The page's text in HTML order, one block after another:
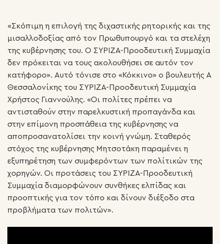
«Σκόπιμη η επιλογή της διχαστικής ρητορικής και της
μισαλλοδοξίας από τον Πρωθυπουργό και τα στελέχη
της κυβέρνησης του. Ο ΣΥΡΙΖΑ-Προοδευτική Συμμαχία
δεν πρόκειται να τους ακολουθήσει σε αυτόν τον
κατήφορο». Αυτό τόνισε στο «Κόκκινο» ο βουλευτής Α
Θεσσαλονίκης του ΣΥΡΙΖΑ-Προοδευτική Συμμαχία
Χρήστος Γιαννούλης. «Οι πολίτες πρέπει να
αντισταθούν στην παρελκυστική προπαγάνδα και
στην επίμονη προσπάθεια της κυβέρνησης να
αποπροσανατολίσει την κοινή γνώμη. Σταθερός
στόχος της κυβέρνησης Μητσοτάκη παραμένει η
εξυπηρέτηση των συμφερόντων των πολίτικών της
χορηγών. Οι προτάσεις του ΣΥΡΙΖΑ-Προοδευτική
Συμμαχία διαμορφώνουν συνθήκες ελπίδας και
προοπτικής για τον τόπο και δίνουν διέξοδο στα
προβλήματα των πολιτών».